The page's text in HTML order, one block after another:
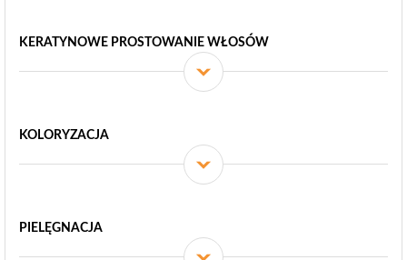
KERATYNOWE PROSTOWANIE WŁOSÓW
KOLORYZACJA
PIELĘGNACJA